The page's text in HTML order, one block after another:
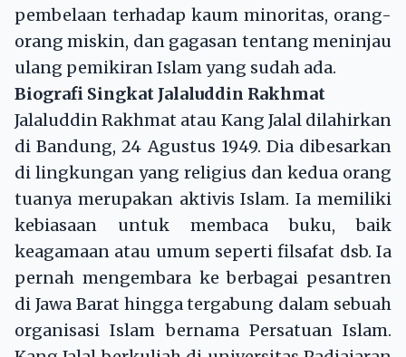
pembelaan terhadap kaum minoritas, orang-
orang miskin, dan gagasan tentang meninjau
ulang pemikiran Islam yang sudah ada.
Biografi Singkat Jalaluddin Rakhmat
Jalaluddin Rakhmat atau Kang Jalal dilahirkan
di Bandung, 24 Agustus 1949. Dia dibesarkan
di lingkungan yang religius dan kedua orang
tuanya merupakan aktivis Islam. Ia memiliki
kebiasaan untuk membaca buku, baik
keagamaan atau umum seperti filsafat dsb. Ia
pernah mengembara ke berbagai pesantren
di Jawa Barat hingga tergabung dalam sebuah
organisasi Islam bernama Persatuan Islam.